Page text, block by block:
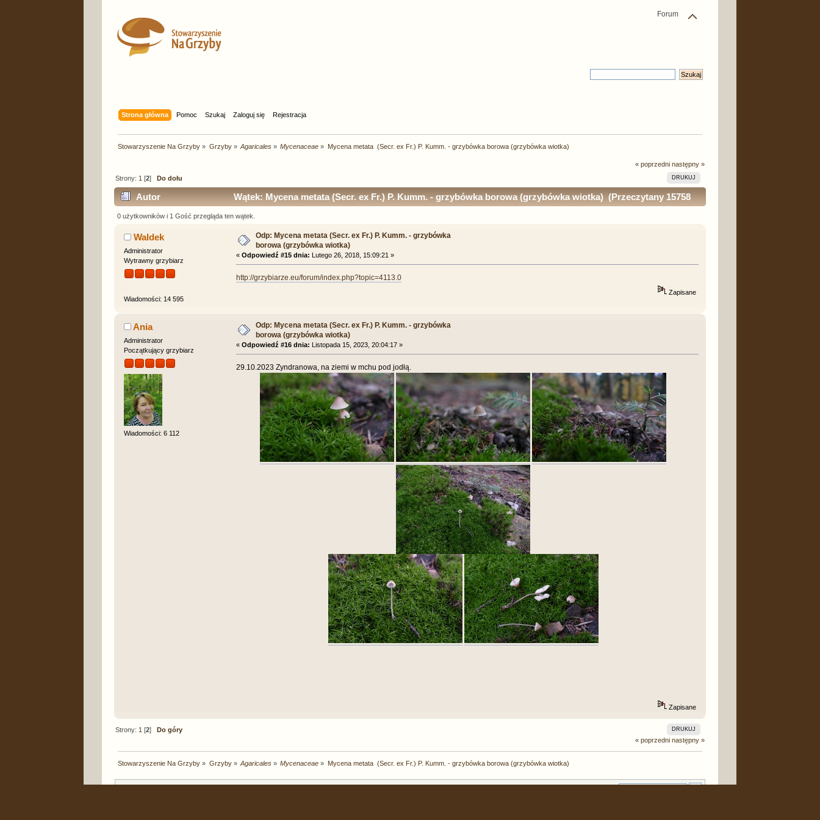
Forum
Strona główna Pomoc Szukaj Zaloguj się Rejestracja
Stowarzyszenie Na Grzyby » Grzyby» Agaricales» Mycenaceae » Mycena metata  (Secr. ex Fr.) P. Kumm. - grzybówka borowa (grzybówka wiotka)
« poprzedni następny »
DRUKUJ
Strony: 1 [2]Do dołu
Autor
Wątek: Mycena metata (Secr. ex Fr.) P. Kumm. - grzybówka borowa (grzybówka wiotka) (Przeczytany 15758
razy)
0 użytkowników i 1 Gość przegląda ten wątek.
Waldek
Administrator
Wytrawny grzybiarz
Wiadomości: 14 595
Odp: Mycena metata (Secr. ex Fr.) P. Kumm. - grzybówka
borowa (grzybówka wiotka)
« Odpowiedź #15 dnia: Lutego 26, 2018, 15:09:21 »
http://grzybiarze.eu/forum/index.php?topic=4113.0
Zapisane
Ania
Administrator
Początkujący grzybiarz
Wiadomości: 6 112
Odp: Mycena metata (Secr. ex Fr.) P. Kumm. - grzybówka
borowa (grzybówka wiotka)
« Odpowiedź #16 dnia: Listopada 15, 2023, 20:04:17 »
29.10.2023 Zyndranowa, na ziemi w mchu pod jodłą.
Zapisane
DRUKUJ
Strony: 1 [2]Do góry
« poprzedni następny »
Stowarzyszenie Na Grzyby » Grzyby» Agaricales» Mycenaceae » Mycena metata  (Secr. ex Fr.) P. Kumm. - grzybówka borowa (grzybówka wiotka)